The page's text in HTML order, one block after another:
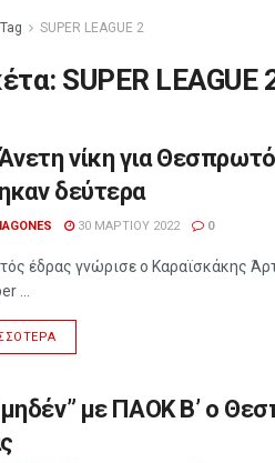
Tag SUPER LEAGUE 2
SUPER LEAGUE
νίκη για
δεύτερα
30 ΜΑΡΤΊΟΥ 2022 0
έδρας γνώρισε ο Καραϊσκάκης
...
με ΠΑΟΚ Β’ ο